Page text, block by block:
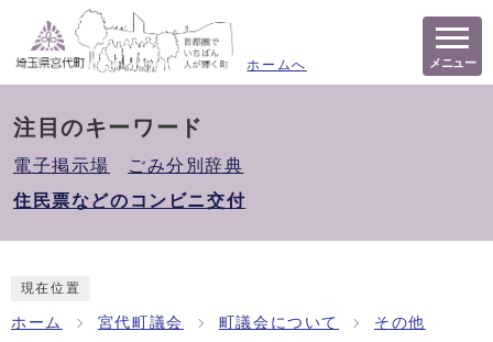
ホームへ メニュー
注目のキーワード
電子掲示場
ごみ分別辞典
住民票などのコンビニ交付
現在位置
ホーム 宮代町議会 町議会について その他